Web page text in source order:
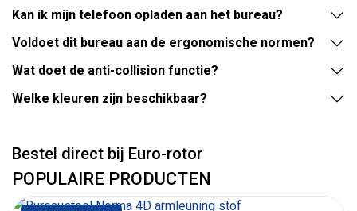
Kan ik mijn telefoon opladen aan het bureau?
Voldoet dit bureau aan de ergonomische normen?
Wat doet de anti-collision functie?
Welke kleuren zijn beschikbaar?
Bestel direct bij Euro-rotor
POPULAIRE PRODUCTEN